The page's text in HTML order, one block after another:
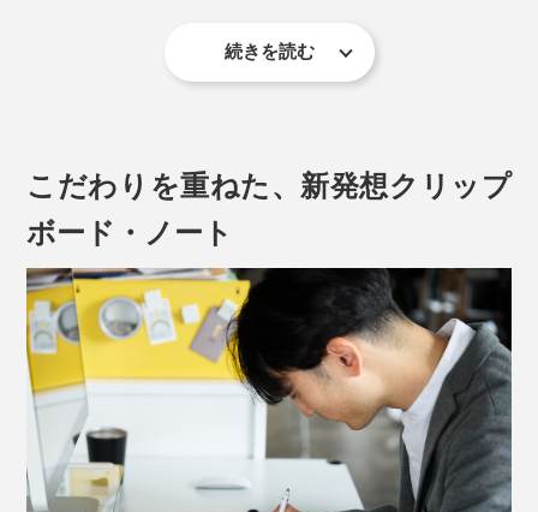
「立派なノートは書きづらい。気軽に書いて、いらなく
お待たせしました！紙とペン派の理想をかなえた、『ペ
ホワイトボード派のための『 バタフライボード2』に続
く、新発想のノート第2弾。
裏紙、コピー用紙、図面、契約書、パンフレット……紙
をなんでも挟むだけで、1冊のノートになります。
音が出ます
続きを読む
こだわりを重ねた、新発想クリップ
ボード・ノート